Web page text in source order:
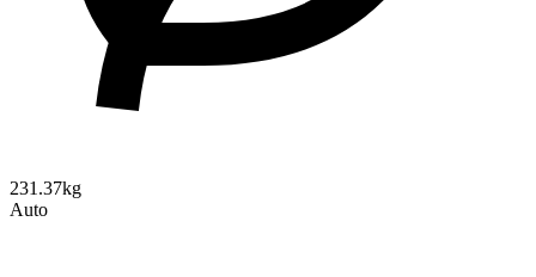
231.37kg
Auto